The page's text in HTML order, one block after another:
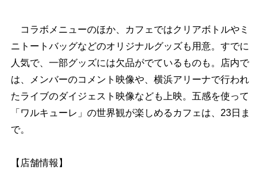
コラボメニューのほか、カフェではクリアボトルやミ
ニトートバッグなどのオリジナルグッズも用意。すでに
人気で、一部グッズには欠品がでているものも。店内で
は、メンバーのコメント映像や、横浜アリーナで行われ
たライブのダイジェスト映像なども上映。五感を使って
「ワルキューレ」の世界観が楽しめるカフェは、23日ま
で。
【店舗情報】